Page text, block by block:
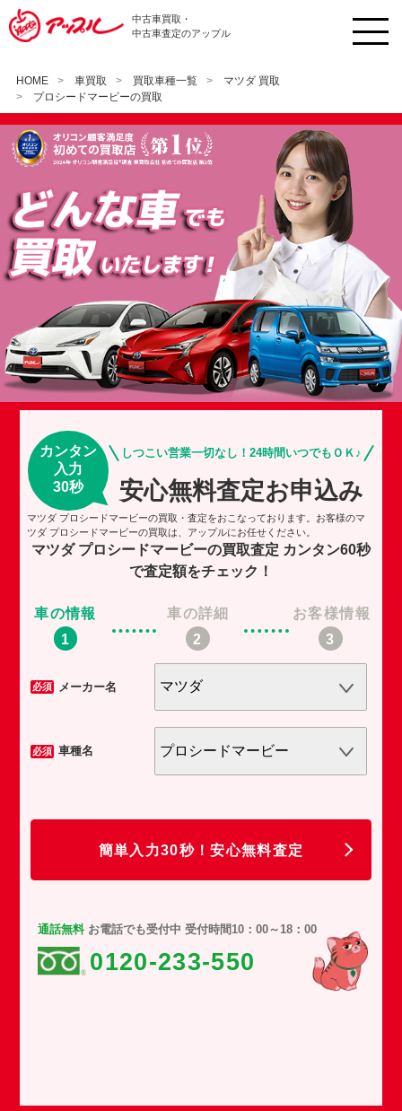
中古車買取・
中古車査定のアップル
HOME 車買取 買取車種一覧
マツダ 買取
プロシードマービーの買取
カンタン
入力
30秒
しつこい営業一切なし！24時間いつでもＯＫ♪
安心無料査定お申込み
マツダ プロシードマービーの買取・査定をおこなっております。お客様のマ
ツダ プロシードマービーの買取は、アップルにお任せください。
マツダ プロシードマービーの買取査定 カンタン60秒
で査定額をチェック！
車の情報 車の詳細 お客様情報
必須 メーカー名
必須 車種名
簡単入力30秒！安心無料査定
通話無料お電話でも受付中 受付時間10：00～18：00
0120-233-550